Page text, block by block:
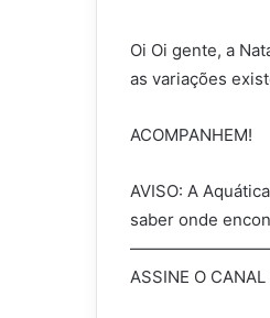
Oi Oi gente, a
as variações
ACOMPANHEM!
AVISO: A
saber onde
ASSINE O